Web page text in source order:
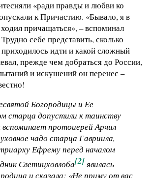
«ради правды и любви ко
к Причастию. «Бывало, я в
причащаться», – вспоминал
себе представить, сколько
идти и какой сложный
прежде чем добраться до России,
и искушений он перенес –
Богородицы и Ее
старца допустили к таинству
протоиерей Арчил
чадо старца Гавриила,
Ефрему перед началом
Светицховлоба[2]явилась
и сказала: «Не приму от вас